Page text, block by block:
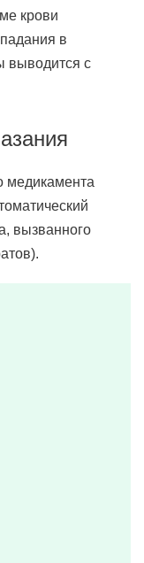
крови
в
выводится с
медикамента
вызванного